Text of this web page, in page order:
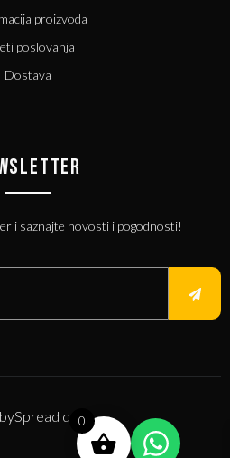
proizvoda
poslovanja
Dostava
i saznajte novosti i pogodnosti!
bySpread d.o.o.
0